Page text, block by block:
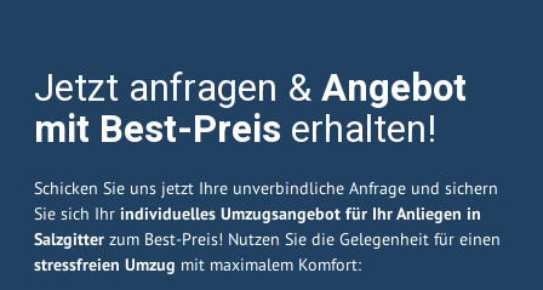
Jetzt anfragen &Angebot
mit Best-Preis erhalten!
Schicken Sie uns jetzt Ihre unverbindliche Anfrage und sichern
Sie sich Ihr individuelles Umzugsangebot für Ihr Anliegen in
Salzgitter zum Best-Preis! Nutzen Sie die Gelegenheit für einen
stressfreien Umzug mit maximalem Komfort: